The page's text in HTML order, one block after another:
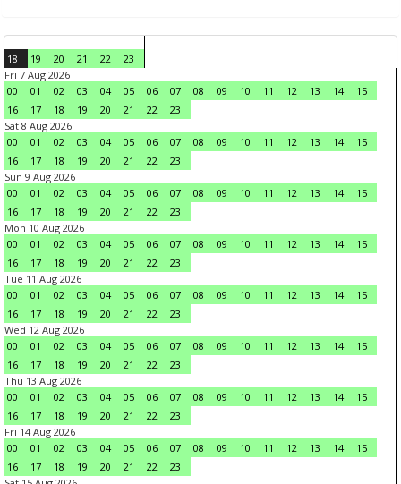
18 19 20 21 22
23
Fri 7 Aug 2026
00
01 02 03 04 05 06 07 08 09 10 11 12 13 14
15
16
17 18 19 20 21 22
23
Sat 8 Aug 2026
00
01 02 03 04 05 06 07 08 09 10 11 12 13 14
15
16
17 18 19 20 21 22
23
Sun 9 Aug 2026
00
01 02 03 04 05 06 07 08 09 10 11 12 13 14
15
16
17 18 19 20 21 22
23
Mon 10 Aug 2026
00
01 02 03 04 05 06 07 08 09 10 11 12 13 14
15
16
17 18 19 20 21 22
23
Tue 11 Aug 2026
00
01 02 03 04 05 06 07 08 09 10 11 12 13 14
15
16
17 18 19 20 21 22
23
Wed 12 Aug 2026
00
01 02 03 04 05 06 07 08 09 10 11 12 13 14
15
16
17 18 19 20 21 22
23
Thu 13 Aug 2026
00
01 02 03 04 05 06 07 08 09 10 11 12 13 14
15
16
17 18 19 20 21 22
23
Fri 14 Aug 2026
00
01 02 03 04 05 06 07 08 09 10 11 12 13 14
15
16
17 18 19 20 21 22
23